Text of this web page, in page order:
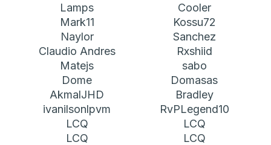
Lamps
Cooler
Mark11
Kossu72
Naylor
Sanchez
Claudio Andres
Rxshiid
Matejs
sabo
Dome
Domasas
AkmalJHD
Bradley
ivanilsonlpvm
RvPLegend10
LCQ
LCQ
LCQ
LCQ